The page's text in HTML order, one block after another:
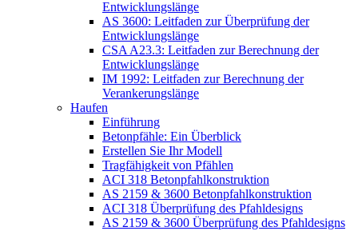
Entwicklungslänge
AS 3600: Leitfaden zur Überprüfung der
Entwicklungslänge
CSA A23.3: Leitfaden zur Berechnung der
Entwicklungslänge
IM 1992: Leitfaden zur Berechnung der
Verankerungslänge
Haufen
Einführung
Betonpfähle: Ein Überblick
Erstellen Sie Ihr Modell
Tragfähigkeit von Pfählen
ACI 318 Betonpfahlkonstruktion
AS 2159 & 3600 Betonpfahlkonstruktion
ACI 318 Überprüfung des Pfahldesigns
AS 2159 & 3600 Überprüfung des Pfahldesigns